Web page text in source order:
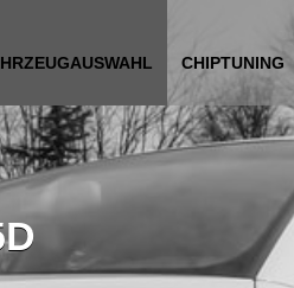
CHIPTUNING